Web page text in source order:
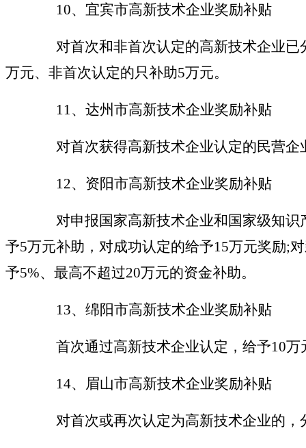
10、宜宾市高新技术企业奖励补贴
对首次和非首次认定的高新技术企业已
万元、非首次认定的只补助5万元。
11、达州市高新技术企业奖励补贴
对首次获得高新技术企业认定的民营企
12、资阳市高新技术企业奖励补贴
对申报国家高新技术企业和国家级知识
予5万元补助，对成功认定的给予15万元奖励;
予5%、最高不超过20万元的资金补助。
13、绵阳市高新技术企业奖励补贴
首次通过高新技术企业认定，给予10万
14、眉山市高新技术企业奖励补贴
对首次或再次认定为高新技术企业的，